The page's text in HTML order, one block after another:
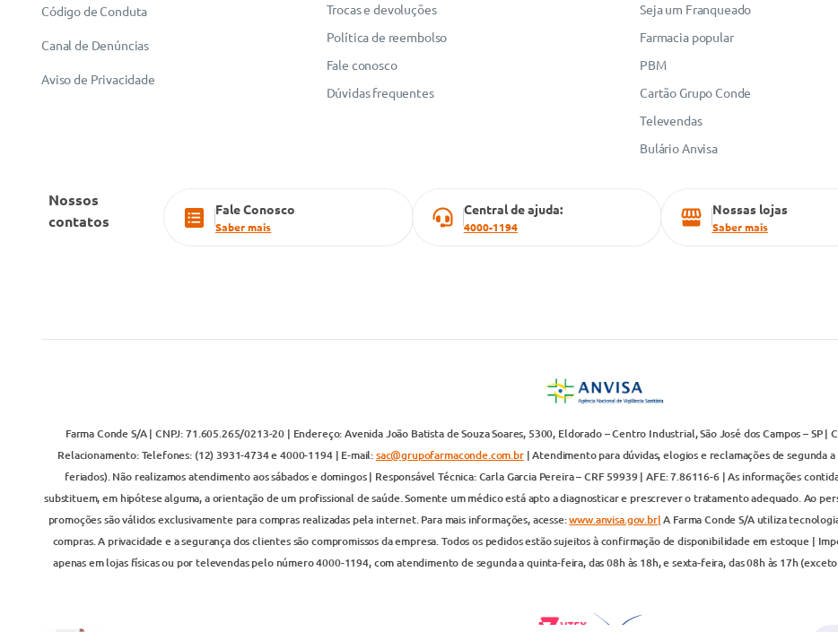
Código de Conduta
Canal de Denúncias
Aviso de Privacidade
Trocas e devoluções
Política de reembolso
Fale conosco
Dúvidas frequentes
Seja um Franqueado
Farmacia popular
PBM
Cartão Grupo Conde
Televendas
Bulário Anvisa
Nossos
contatos
Fale Conosco
Saber mais
Central de ajuda:
4000-1194
Nossas lojas
Saber mais
Farma Conde S/A | CNPJ: 71.605.265/0213-20 | Endereço: Avenida João Batista de Souza Soares, 5300, Eldorado – Centro Industrial, São José dos Campos –
Relacionamento: Telefones: (12) 3931-4734 e 4000-1194 | E-mail:sac@grupofarmaconde.com.br| Atendimento para dúvidas, elogios e reclamações de segunda
feriados). Não realizamos atendimento aos sábados e domingos | Responsável Técnica: Carla Garcia Pereira – CRF 59939 | AFE: 7.86116-6 | As informações
substituem, em hipótese alguma, a orientação de um profissional de saúde. Somente um médico está apto a diagnosticar e prescrever o tratamento adequado. Ao
promoções são válidos exclusivamente para compras realizadas pela internet. Para mais informações, acesse:www.anvisa.gov.br|A Farma Conde S/A utiliza
compras. A privacidade e a segurança dos clientes são compromissos da empresa. Todos os pedidos estão sujeitos à confirmação de disponibilidade em estoque |
apenas em lojas físicas ou por televendas pelo número 4000-1194, com atendimento de segunda a quinta-feira, das 08h às 18h, e sexta-feira, das 08h às 17h